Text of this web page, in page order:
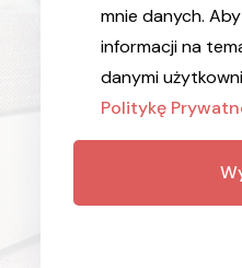
mnie danych.
informacji na
danymi
Politykę